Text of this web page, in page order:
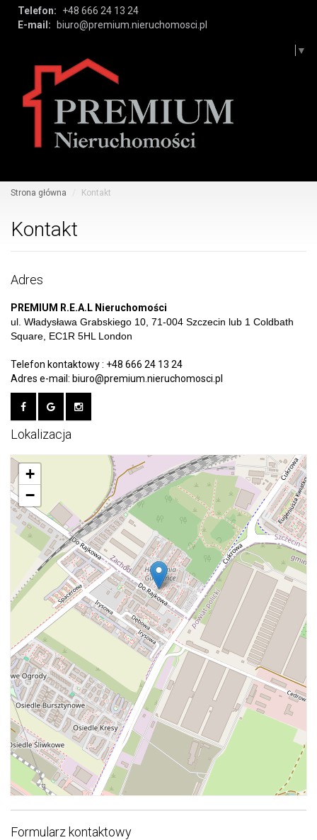
Telefon:
+48 666 24 13 24
E-mail:
biuro@premium.nieruchomosci.pl
▼
Strona główna Kontakt
Kontakt
Adres
PREMIUM R.E.A.L Nieruchomości
ul. Władysława Grabskiego 10, 71-004 Szczecin lub 1 Coldbath
Square, EC1R 5HL London
Telefon kontaktowy : +48 666 24 13 24
Adres e-mail: biuro@premium.nieruchomosci.pl
Lokalizacja
+
−
Formularz kontaktowy